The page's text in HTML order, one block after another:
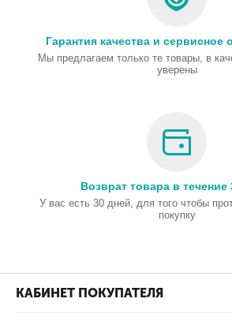
Гарантия качества и сервисное
Мы предлагаем только те товары, в
уверены
Возврат товара в течение
У вас есть 30 дней, для того чтобы
покупку
КАБИНЕТ ПОКУПАТЕЛЯ